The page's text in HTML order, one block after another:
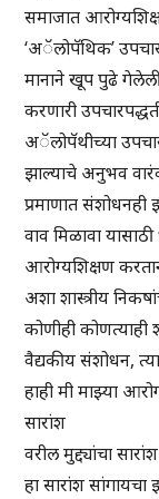
समाजात
‘अॅलोपॅथिक’
मानाने खूप पुढे
करणारी
अॅलोपॅथीच्या
झाल्याचे अनुभव
प्रमाणात
वाव मिळावा
आरोग्यशिक्षण
अशा शास्त्रीय
कोणीही कोणत्याही
वैद्यकीय संशोधन,
हाही मी माझ्या
सारांश
वरील मुद्द्यांचा
हा सारांश